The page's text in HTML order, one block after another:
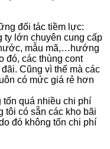
đối tác tiềm lực:
ty lớn chuyên cung cấp
mẫu mã,…hướng
đó, các thùng cont
Cũng vì thế mà các
có mức giá rẻ hơn
tốn quá nhiều chi phí
tôi có sẵn các kho bãi
đó không tốn chi phí